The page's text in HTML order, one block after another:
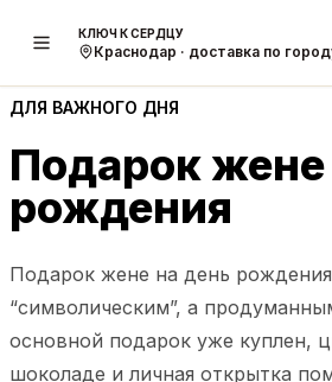
КЛЮЧ К СЕРДЦУ
Краснодар · доставка по
ДЛЯ ВАЖНОГО ДНЯ
Подарок жене
рождения
Подарок жене на день
“символическим”, а
основной подарок уже куплен,
шоколаде и личная открытка